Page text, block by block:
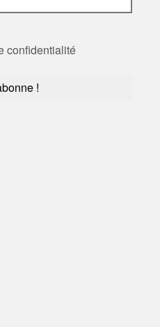
confidentialité